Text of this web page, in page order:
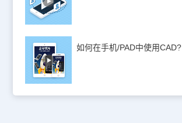
如何在手机/PAD中使用CAD?